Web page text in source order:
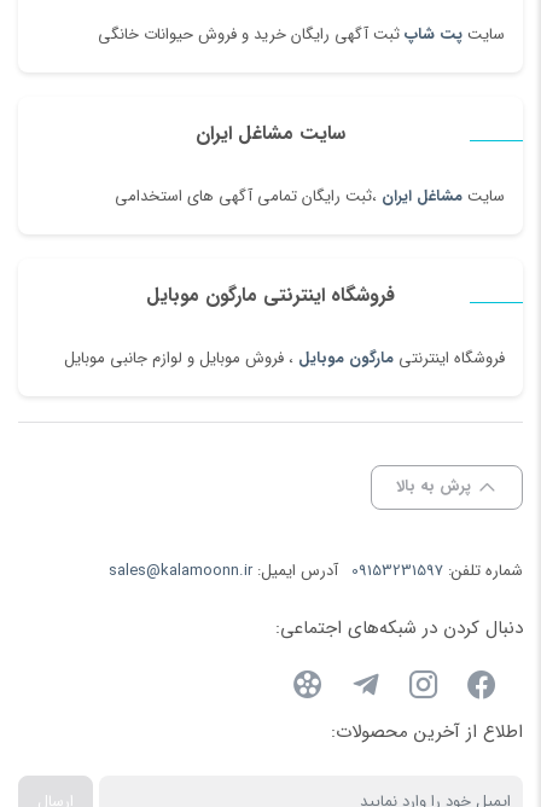
سایت پت شاپثبت آگهی رایگان خرید و فروش حیوانات خانگی
سایت مشاغل ایران
سایت مشاغل ایران ،ثبت رایگان تمامی آگهی های استخدامی
فروشگاه اینترنتی مارگون موبایل
فروشگاه اینترنتی مارگون موبایل ، فروش موبایل و لوازم جانبی موبایل
پرش به بالا
شماره تلفن: 09153231597 آدرس ایمیل:sales@kalamoonn.ir
دنبال کردن در شبکه‌های اجتماعی:
اطلاع از آخرین محصولات:
ارسال